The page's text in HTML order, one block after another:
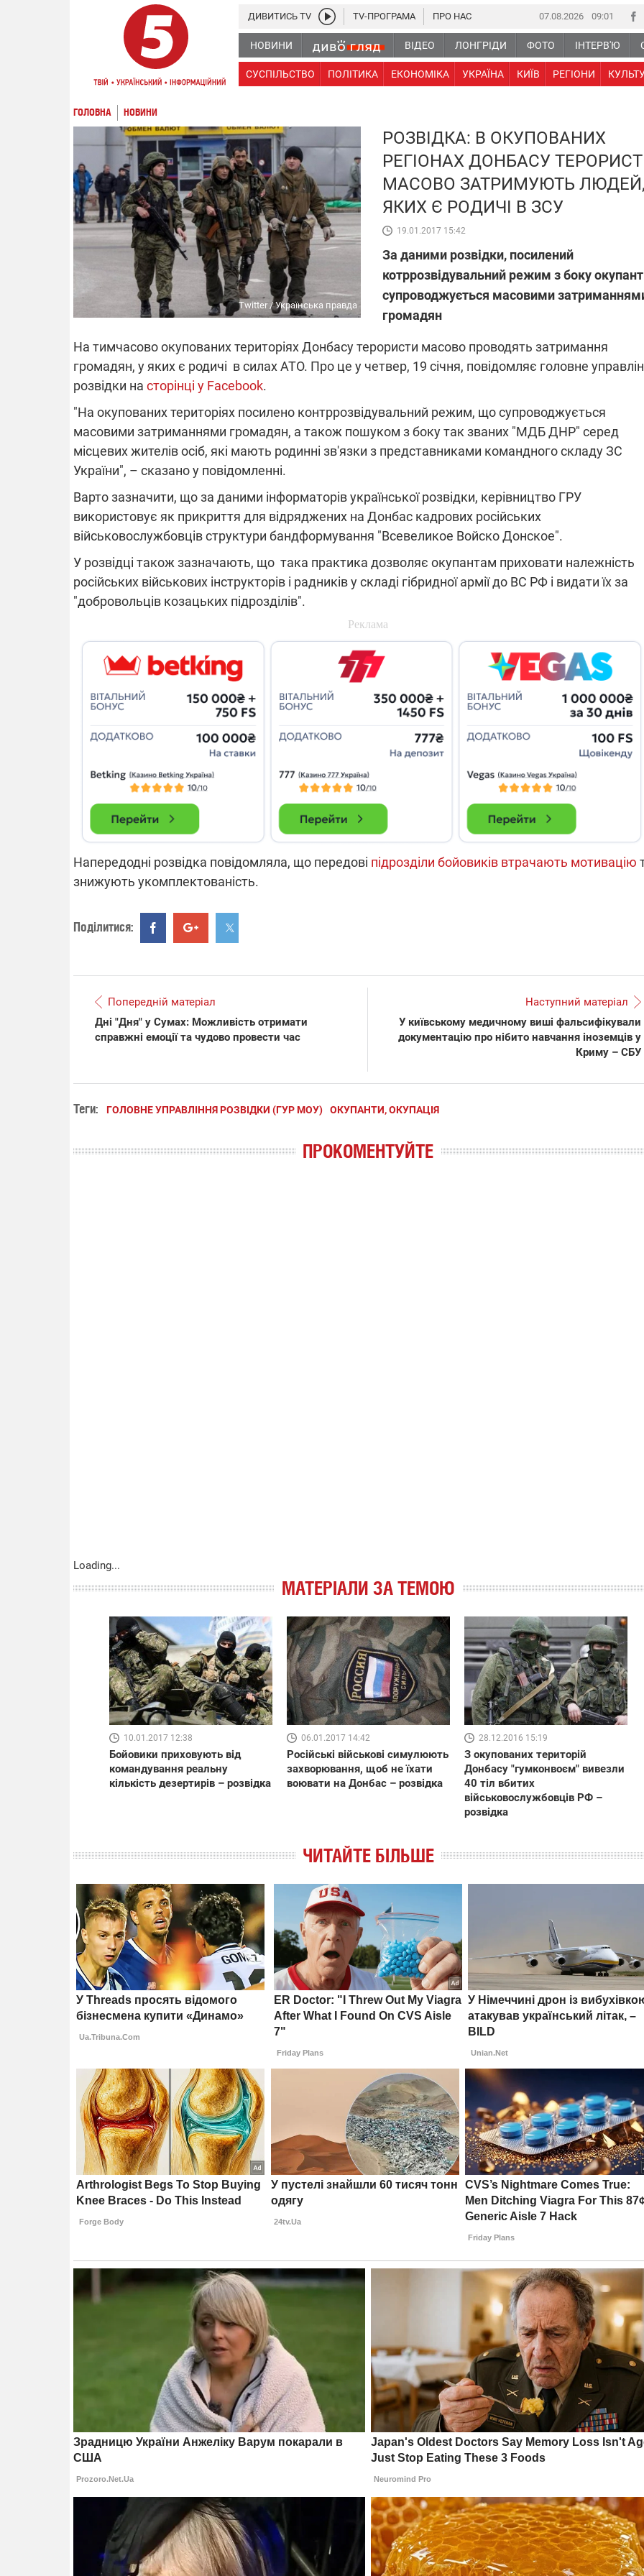
07.08.2026 09 01
НОВИНИ ВІДЕО ЛОНГРІДИ ФОТО ІНТЕРВ'Ю
СУСПІЛЬСТВО ПОЛІТИКА ЕКОНОМІКА УКРАЇНА КИЇВ РЕГІОНИ
ДИВИТИСЬ TV TV-ПРОГРАМА ПРО НАС
ГОЛОВНА НОВИНИ
Twitter / Українська правда
РОЗВІДКА: В ОКУПОВАНИХ
РЕГІОНАХ ДОНБАСУ
МАСОВО ЗАТРИМУЮТЬ
ЯКИХ Є РОДИЧІ В ЗСУ
19.01.2017 15:42
За даними розвідки, посилений
котррозвідувальний режим з боку
супроводжується масовими
громадян
На тимчасово окупованих територіях Донбасу терористи масово проводять затримання
громадян, у яких є родичі в силах АТО. Про це у четвер, 19 січня, повідомляє головне
розвідки на сторінці у Facebook.
"На окупованих територіях посилено контррозвідувальний режим, що супроводжується
масовими затриманнями громадян, а також пошуком з боку так званих "МДБ ДНР" серед
місцевих жителів осіб, які мають родинні зв'язки з представниками командного складу ЗС
України", – сказано у повідомленні.
Варто зазначити, що за даними інформаторів української розвідки, керівництво ГРУ
використовує як прикриття для відряджених на Донбас кадрових російських
військовослужбовців структури бандформування "Всевеликое Войско Донское".
У розвідці також зазначають, що така практика дозволяє окупантам приховати належність
російських військових інструкторів і радників у складі гібридної армії до ВС РФ і видати їх за
"добровольців козацьких підрозділів".
Напередодні розвідка повідомляла, що передові підрозділи бойовиків втрачають мотивацію
знижують укомплектованість.
Поділитися:
Попередній матеріал
Дні "Дня" у Сумах: Можливість отримати
справжні емоції та чудово провести час
Наступний матеріал
У київському медичному виші фальсифікували
документацію про нібито навчання іноземців у
Криму – СБУ
Теги: ГОЛОВНЕ УПРАВЛІННЯ РОЗВІДКИ (ГУР МОУ) ОКУПАНТИ, ОКУПАЦІЯ
ПРОКОМЕНТУЙТЕ
Loading...
МАТЕРІАЛИ ЗА ТЕМОЮ
10.01.2017 12:38
Бойовики приховують від
командування реальну
кількість дезертирів – розвідка
06.01.2017 14:42
Російські військові симулюють
захворювання, щоб не їхати
воювати на Донбас – розвідка
28.12.2016 15:19
З окупованих територій
Донбасу "гумконвоєм" вивезли
40 тіл вбитих
військовослужбовців РФ –
розвідка
ЧИТАЙТЕ БІЛЬШЕ
Частина споживачів у чотирьох
областях залишається без світла після
російських обстрілів
Готуйте павербанки: через аномальну
спеку у серпні, можуть повернутися
ПЛІВКИ МІНДІЧА: СПРАВА
Нова підозра у справі Міндіча:
взялося за колишнього
директора Енергоатому
З колишнього віцепрем'єра
08.09.2025 12:09
Підтримай
виграй легендарний
Dodge Challenger
"Око та щит": дрони,
РЕБ і пікапи – триває
одразу чотирьох
11.08.2025 15:16
військкорів "5 каналу",
які знімають на
найгарячіших
напрямках фронту
"Відправте
Вернадського на
бригада Повітряних
НРК Numo